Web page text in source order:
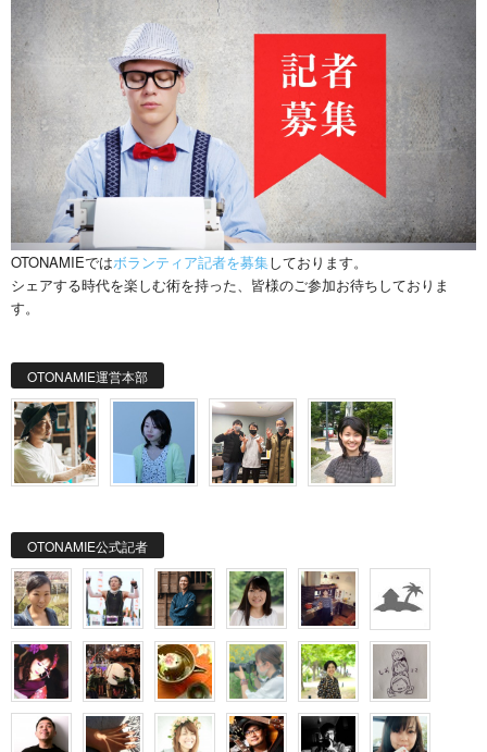
OTONAMIEではボランティア記者を募集しております。
シェアする時代を楽しむ術を持った、皆様のご参加お待ちしておりま
す。
OTONAMIE運営本部
OTONAMIE公式記者